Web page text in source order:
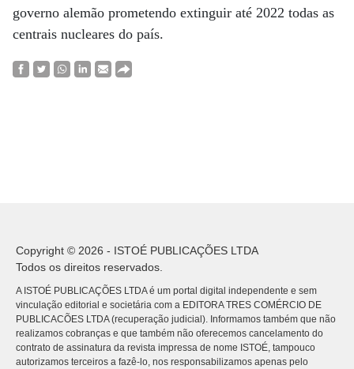
governo alemão prometendo extinguir até 2022 todas as
centrais nucleares do país.
Copyright © 2026 - ISTOÉ PUBLICAÇÕES LTDA
Todos os direitos reservados.
A ISTOÉ PUBLICAÇÕES LTDA é um portal digital independente e sem
vinculação editorial e societária com a EDITORA TRES COMÉRCIO DE
PUBLICACÕES LTDA (recuperação judicial). Informamos também que não
realizamos cobranças e que também não oferecemos cancelamento do
contrato de assinatura da revista impressa de nome ISTOÉ, tampouco
autorizamos terceiros a fazê-lo, nos responsabilizamos apenas pelo